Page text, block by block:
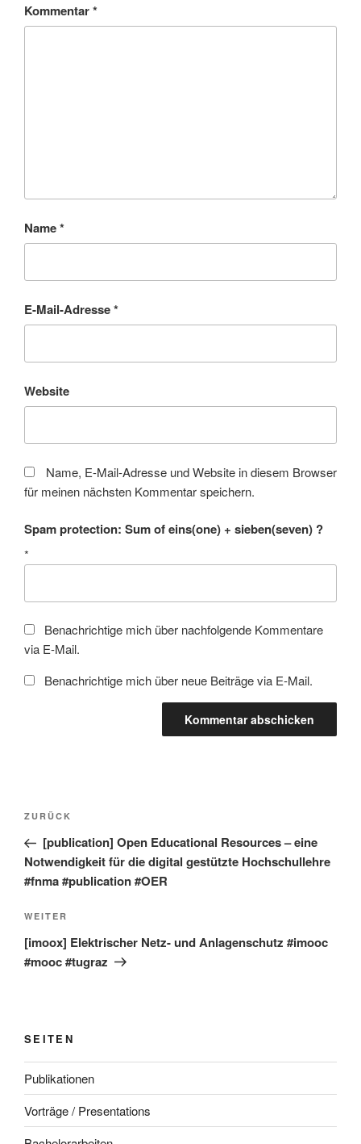
Kommentar*
Name*
E-Mail-Adresse*
Website
Name, E-Mail-Adresse und Website in diesem Browser
für meinen nächsten Kommentar speichern.
Spam protection: Sum of eins(one) + sieben(seven) ?
*
Benachrichtige mich über nachfolgende Kommentare
via E-Mail.
Benachrichtige mich über neue Beiträge via E-Mail.
Beitragsnavigation
Vorheriger
Beitrag
ZURÜCK
[publication] Open Educational Resources – eine
Notwendigkeit für die digital gestützte Hochschullehre
#fnma #publication #OER
Nächster
Beitrag
WEITER
[imoox] Elektrischer Netz- und Anlagenschutz #imooc
#mooc #tugraz
SEITEN
Publikationen
Vorträge / Presentations